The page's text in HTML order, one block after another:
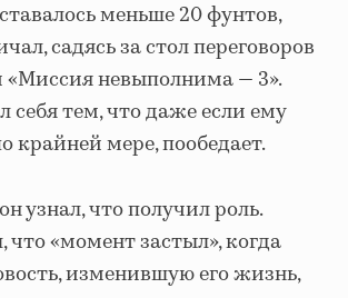
меньше 20 фунтов,
садясь за стол переговоров
«Миссия невыполнима — 3».
себя тем, что даже если ему
крайней мере, пообедает.
узнал, что получил роль.
что «момент застыл», когда
изменившую его жизнь,